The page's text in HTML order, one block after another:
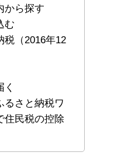
から探す
む
税（2016年12
るさと納税ワ
住民税の控除